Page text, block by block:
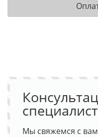
Мы свяжемся с